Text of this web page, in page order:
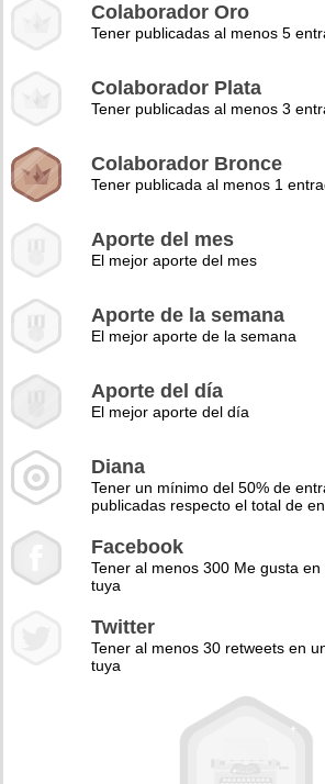
Colaborador Oro
Tener publicadas al menos 5
Colaborador Plata
Tener publicadas al menos 3
Colaborador Bronce
Tener publicada al menos 1
Aporte del mes
El mejor aporte del mes
Aporte de la semana
El mejor aporte de la semana
Aporte del día
El mejor aporte del día
Diana
Tener un mínimo del 50% de
publicadas respecto el total de
Facebook
Tener al menos 300 Me gusta
tuya
Twitter
Tener al menos 30 retweets en
tuya